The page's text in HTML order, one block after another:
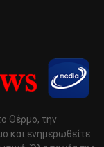
Θέρμο, την
και ενημερωθείτε